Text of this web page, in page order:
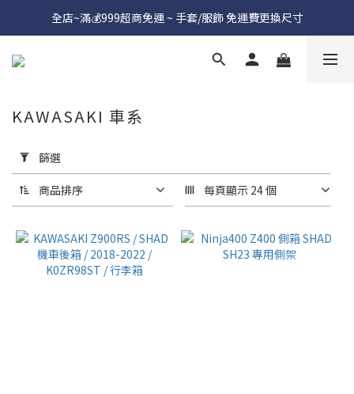
全店~滿💰999超商免運 ~ 手套/服飾 免運費更換尺寸
用
篩
選
(0/20)
價格
(NT$)
KAWASAKI 車系
篩選
商品排序 每頁顯示 24 個